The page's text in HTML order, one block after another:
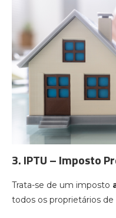
3. IPTU – Imposto
Trata-se de um imposto
todos os proprietários de